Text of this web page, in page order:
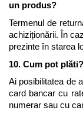
un produs?
Termenul de
achiziționării. În
prezinte în starea
10. Cum pot plăti?
Ai posibilitatea de
card bancar cu
numerar sau cu